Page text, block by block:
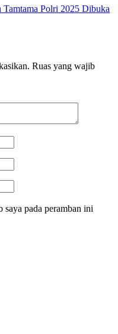
Polri 2025 Dibuka
Ruas yang wajib
saya pada peramban ini